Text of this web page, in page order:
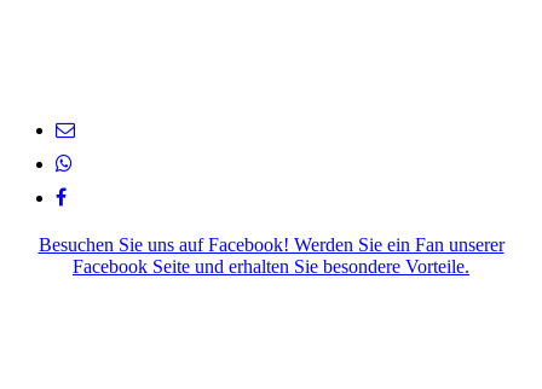
Besuchen Sie uns auf Facebook! Werden Sie ein Fan unserer
Facebook Seite und erhalten Sie besondere Vorteile.